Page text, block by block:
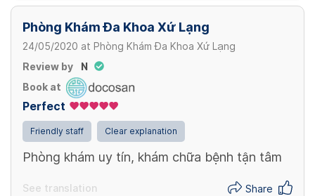
Phòng Khám Đa Khoa Xứ Lạng
24/05/2020 at Phòng Khám Đa Khoa Xứ Lạng
Review by
N
Book at
Perfect
Friendly staff Clear explanation
Phòng khám uy tín, khám chữa bệnh tận tâm
See translation Share